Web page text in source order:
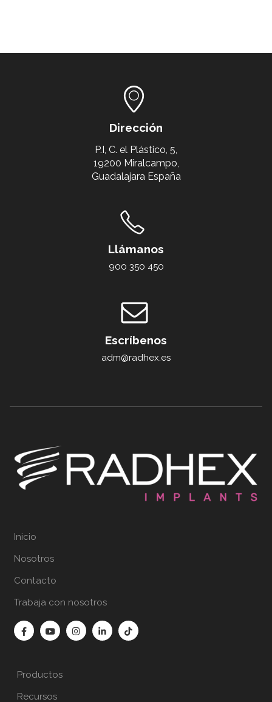
Dirección
P.I, C. el Plástico, 5,
19200 Miralcampo,
Guadalajara España
Llámanos
900 350 450
Escríbenos
adm@radhex.es
Inicio
Nosotros
Contacto
Trabaja con nosotros
Productos
Recursos